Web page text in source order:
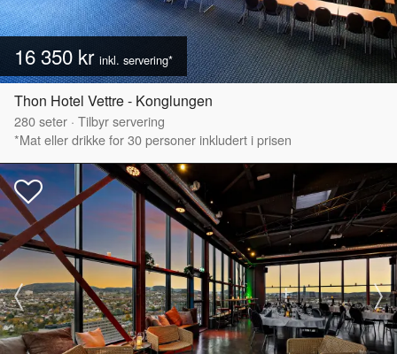
16 350 kr inkl. servering*
Thon Hotel Vettre - Konglungen
280seter · Tilbyr servering
*Mat eller drikke for 30 personer inkludert i prisen